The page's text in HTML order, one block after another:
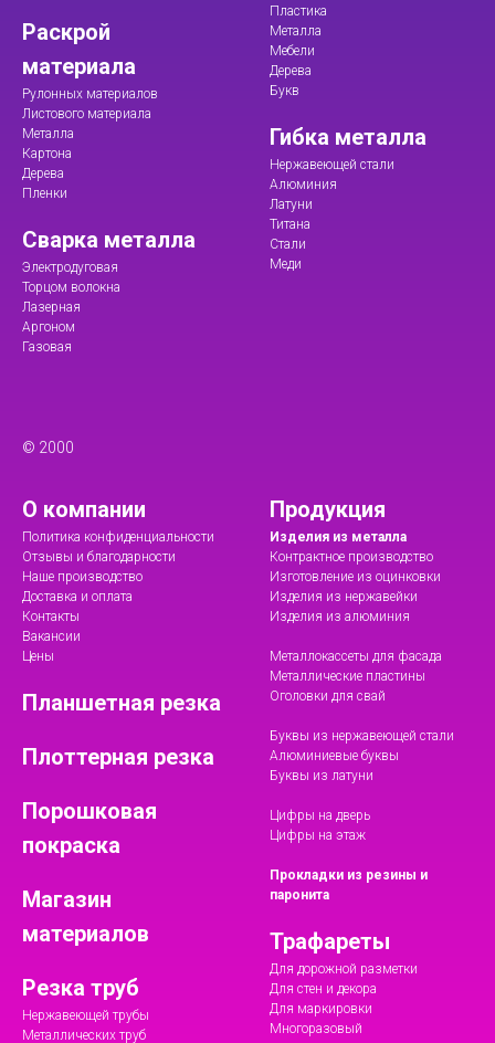
Раскрой
материала
Рулонных материалов
Листового материала
Металла
Картона
Дерева
Пленки
Сварка металла
Электродуговая
Торцом волокна
Лазерная
Аргоном
Газовая
© 2000
Пластика
Металла
Мебели
Дерева
Букв
Гибка металла
Нержавеющей стали
Алюминия
Латуни
Титана
Стали
Меди
О компании
Политика конфиденциальности
Отзывы и благодарности
Наше производство
Доставка и оплата
Контакты
Вакансии
Цены
Планшетная резка
Плоттерная резка
Порошковая
покраска
Магазин
материалов
Резка труб
Нержавеющей трубы
Металлических труб
Продукция
Изделия из металла
Контрактное производство
Изготовление из оцинковки
Изделия из нержавейки
Изделия из алюминия
Металлокассеты для фасада
Металлические пластины
Оголовки для свай
Буквы из нержавеющей стали
Алюминиевые буквы
Буквы из латуни
Цифры на дверь
Цифры на этаж
Прокладки из резины и
паронита
Трафареты
Для дорожной разметки
Для стен и декора
Для маркировки
Многоразовый